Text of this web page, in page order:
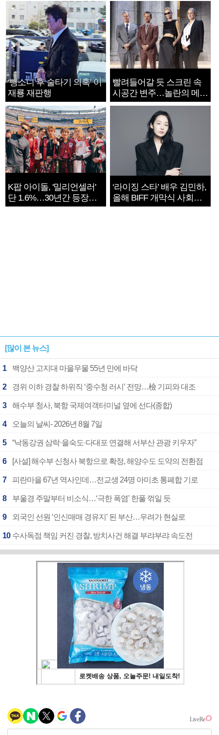
‘뺑소니 후 술타기 의혹’ 이
재룡 재판행
빨려들어갈 듯 스크린 속
시공간 변주…놀란의 메시
지는 ‘전쟁 속죄’
K팝 아이돌, '밀리언셀러'
단 1.6%…30년간 등장
1182개팀 전수조사
‘라이징 스타’ 배우 김민하,
올해 BIFF 개막식 사회자
확정
[많이 본 뉴스]
1 백양산 고지대 마을우물 55년 만에 바닥
2 경위 이하 경찰 하위직 ‘중수청 러시’ 전망…檢 기피와 대조
3 해수부 청사, 북항 국제여객터미널 옆에 선다(종합)
4 오늘의 날씨- 2026년 8월 7일
5 “낙동강권 삼락·을숙도·다대포 연결해 서부산 관광 키우자”
6 [사설] 해수부 신청사 북항으로 확정, 해양수도 도약의 전환점
7 피란마을 67년 역사인데…전교생 24명 아미초 통폐합 기로
8 부울경 주말부터 비소식…‘극한 폭염’ 한풀 꺾일 듯
9 외국인 선원 ‘인신매매 경유지’ 된 부산…우려가 현실로
10 수사독점 책임 커진 경찰, 방치사건 해결 부랴부랴 속도전